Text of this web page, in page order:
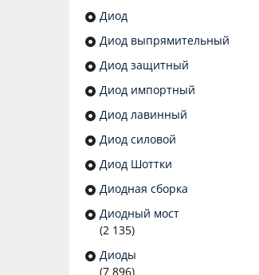
Диод
Диод выпрямительный
Диод защитный
Диод импортный
Диод лавинный
Диод силовой
Диод Шоттки
Диодная сборка
Диодный мост
(2 135)
Диоды
(7 896)